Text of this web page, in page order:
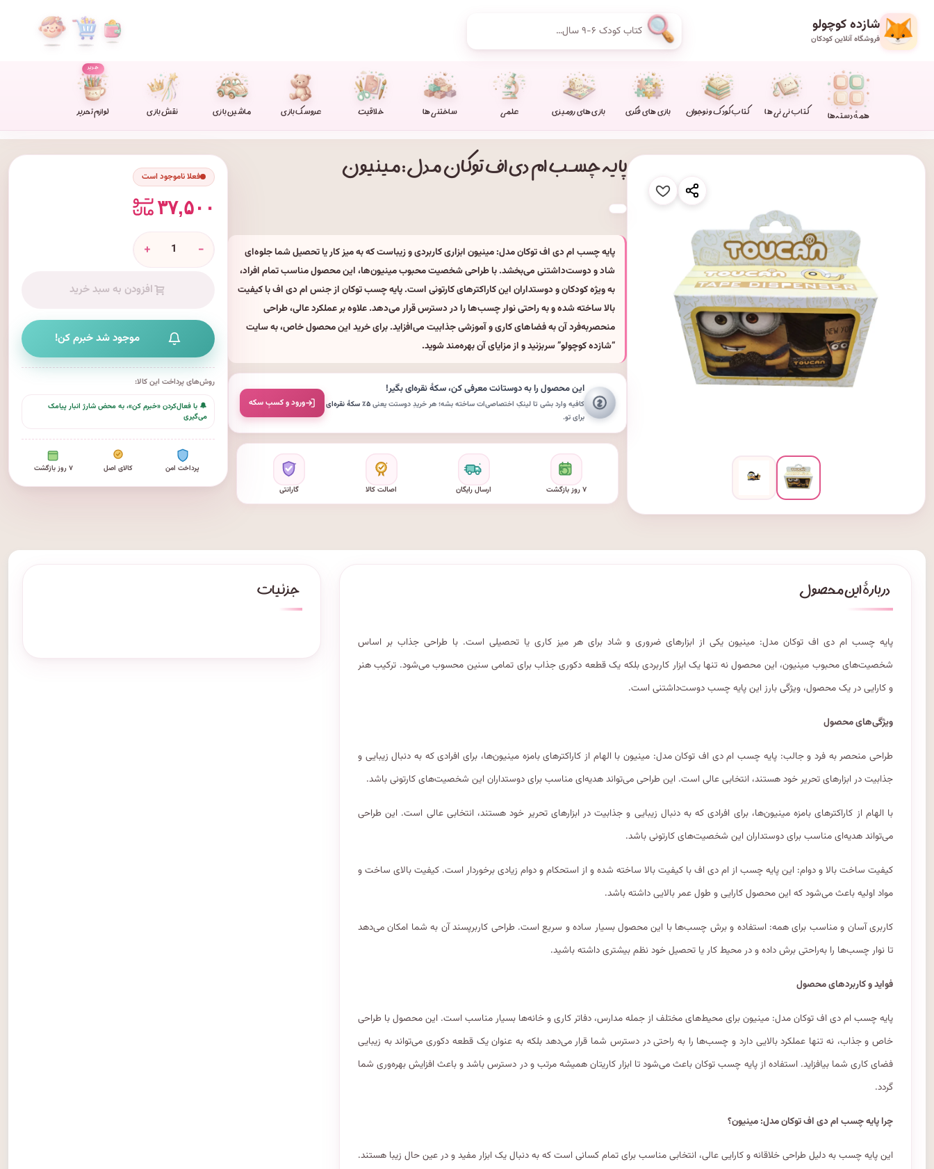
شازده کوچولو
فروشگاه آنلاین کودکان
همهٔ دسته‌ها کتاب نی نی ها کتاب کودک و نوجوان بازی های فکری بازی های رومیزی علمی ساختنی ها خلاقیت عروسک بازی ماشین بازی نقش بازی لوازم تحریر
جدید
پایه چسب ام دی اف توکان مدل: مینیون
پایه چسب ام دی اف توکان مدل: مینیون ابزاری کاربردی و زیباست که به میز کار یا تحصیل شما جلوه‌ای
شاد و دوست‌داشتنی می‌بخشد. با طراحی شخصیت محبوب مینیون‌ها، این محصول مناسب تمام افراد،
به ویژه کودکان و دوستداران این کاراکترهای کارتونی است. پایه چسب توکان از جنس ام دی اف با کیفیت
بالا ساخته شده و به راحتی نوار چسب‌ها را در دسترس قرار می‌دهد. علاوه بر عملکرد عالی، طراحی
منحصر‌به‌فرد آن به فضاهای کاری و آموزشی جذابیت می‌افزاید. برای خرید این محصول خاص، به سایت
“شازده کوچولو” سربزنید و از مزایای آن بهره‌مند شوید.
این محصول را به دوستانت معرفی کن،سکهٔ نقره‌ایبگیر!
کافیه وارد بشی تا لینکِ اختصاصی‌ات ساخته بشه؛ هر خریدِ دوستت یعنی۵٪ سکهٔ نقره‌ای
برای تو.
ورود و کسبِ سکه
۷ روز بازگشت ارسال رایگان اصالت کالا گارانتی
فعلا ناموجود است
۳۷,۵۰۰
-
+
افزودن به سبد خرید
موجود شد خبرم کن!
روش‌های پرداخت این کالا:
🔔 با فعال‌کردن «خبرم کن»، به محض شارژ انبار پیامک
می‌گیری
پرداخت امن کالای اصل ۷ روز بازگشت
پایه چسب ام دی اف توکان مدل: مینیون یکی از ابزارهای ضروری و شاد برای هر میز کاری یا تحصیلی است. با طراحی جذاب بر اساس
شخصیت‌های محبوب مینیون، این محصول نه تنها یک ابزار کاربردی بلکه یک قطعه دکوری جذاب برای تمامی سنین محسوب می‌شود. ترکیب هنر
و کارایی در یک محصول، ویژگی بارز این پایه چسب دوست‌داشتنی است.
ویژگی‌های محصول
طراحی منحصر به فرد و جالب: پایه چسب ام دی اف توکان مدل: مینیون با الهام از کاراکترهای بامزه مینیون‌ها، برای افرادی که به دنبال زیبایی و
جذابیت در ابزارهای تحریر خود هستند، انتخابی عالی است. این طراحی می‌تواند هدیه‌ای مناسب برای دوستداران این شخصیت‌های کارتونی باشد.
با الهام از کاراکترهای بامزه مینیون‌ها، برای افرادی که به دنبال زیبایی و جذابیت در ابزارهای تحریر خود هستند، انتخابی عالی است. این طراحی
می‌تواند هدیه‌ای مناسب برای دوستداران این شخصیت‌های کارتونی باشد.
کیفیت ساخت بالا و دوام: این پایه چسب از ام دی اف با کیفیت بالا ساخته شده و از استحکام و دوام زیادی برخوردار است. کیفیت بالای ساخت و
مواد اولیه باعث می‌شود که این محصول کارایی و طول عمر بالایی داشته باشد.
کاربری آسان و مناسب برای همه: استفاده و برش چسب‌ها با این محصول بسیار ساده و سریع است. طراحی کاربرپسند آن به شما امکان می‌دهد
تا نوار چسب‌ها را به‌راحتی برش داده و در محیط کار یا تحصیل خود نظم بیشتری داشته باشید.
فواید و کاربردهای محصول
پایه چسب ام دی اف توکان مدل: مینیون برای محیط‌های مختلف از جمله مدارس، دفاتر کاری و خانه‌ها بسیار مناسب است. این محصول با طراحی
خاص و جذاب، نه تنها عملکرد بالایی دارد و چسب‌ها را به راحتی در دسترس شما قرار می‌دهد بلکه به عنوان یک قطعه دکوری می‌تواند به زیبایی
فضای کاری شما بیافزاید. استفاده از پایه چسب توکان باعث می‌شود تا ابزار کاریتان همیشه مرتب و در دسترس باشد و باعث افزایش بهره‌وری شما
گردد.
چرا پایه چسب ام دی اف توکان مدل: مینیون؟
این پایه چسب به دلیل طراحی خلاقانه و کارایی عالی، انتخابی مناسب برای تمام کسانی است که به دنبال یک ابزار مفید و در عین حال زیبا هستند.